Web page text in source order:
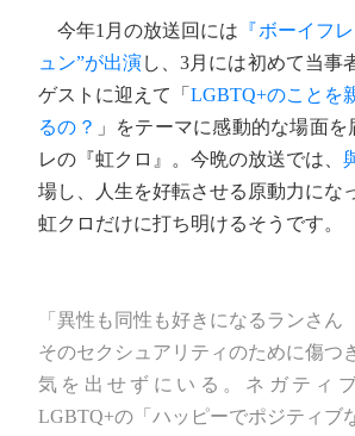
今年1月の放送回には 『ボーイフ
ュン”が出演し、3月には初めて当事
ゲストに迎えて「 LGBTQ+のことを
るの？ 」をテーマに感動的な場面
レの『虹クロ』。今晩の放送では、
場し、人生を好転させる原動力にな
虹クロだけに打ち明けるそうです。
「異性も同性も好きになるランさん
そのセクシュアリティのために傷つ
気を出せずにいる。ネガティ
LGBTQ+の「ハッピーでポジティブ